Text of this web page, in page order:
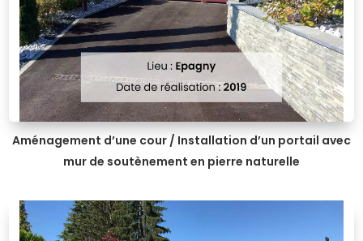
Aménagement d’une cour / Installation d’un portail avec
mur de soutènement en pierre naturelle